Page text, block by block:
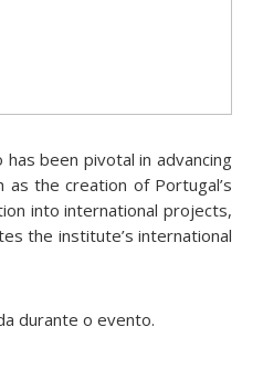
been pivotal in advancing
the creation of Portugal’s
into international projects,
the institute’s international
durante o evento.